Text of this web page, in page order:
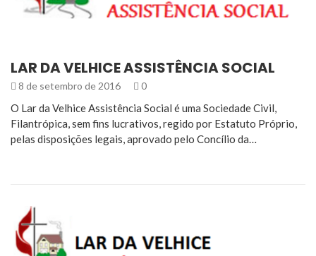
LAR DA VELHICE ASSISTÊNCIA SOCIAL
8 de setembro de 2016 0
O Lar da Velhice Assistência Social é uma Sociedade Civil,
Filantrópica, sem fins lucrativos, regido por Estatuto Próprio,
pelas disposições legais, aprovado pelo Concílio da…